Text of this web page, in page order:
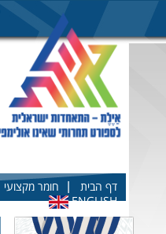
דף הבית חומר מקצועי
ENGLISH